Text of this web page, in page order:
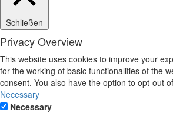
Schließen
Privacy Overview
This website uses cookies to improve your
for the working of basic functionalities of the
consent. You also have the option to opt-out
Necessary
Necessary